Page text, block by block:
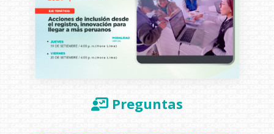
Preguntas